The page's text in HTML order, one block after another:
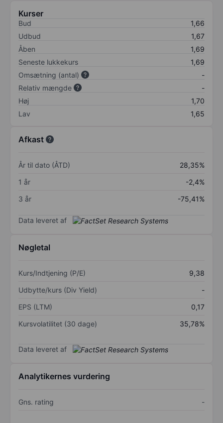
Kurser
Bud
1,66
Udbud
1,67
Åben
1,69
Seneste lukkekurs
1,69
Omsætning (antal)
-
Relativ mængde
-
Høj
1,70
Lav
1,65
Afkast
År til dato (ÅTD)
28,35%
1 år
-2,4%
3 år
-75,41%
Data leveret af
Nøgletal
Kurs/Indtjening (P/E)
9,38
Udbytte/kurs (Div Yield)
-
EPS (LTM)
0,17
Kursvolatilitet (30 dage)
35,78%
Data leveret af
Analytikernes vurdering
Gns. rating -